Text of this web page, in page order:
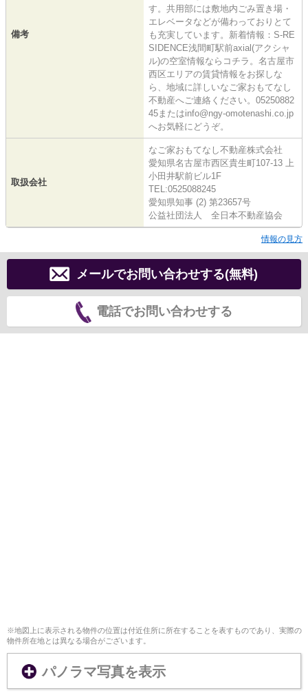
備考
す。共用部には敷地内ごみ置き場・
エレベータなどが備わっておりとて
も充実しています。新着情報：S-RE
SIDENCE浅間町駅前axial(アクシャ
ル)の空室情報ならコチラ。名古屋市
西区エリアの賃貸情報をお探しな
ら、地域に詳しいなご家おもてなし
不動産へご連絡ください。05250882
45またはinfo@ngy-omotenashi.co.jp
へお気軽にどうぞ。
取扱会社
なご家おもてなし不動産株式会社
愛知県名古屋市西区貴生町107-13 上
小田井駅前ビル1F
TEL:0525088245
愛知県知事 (2) 第23657号
公益社団法人 全日本不動産協会
情報の見方
メールでお問い合わせする(無料)
電話でお問い合わせする
※地図上に表示される物件の位置は付近住所に所在することを表すものであり、実際の
物件所在地とは異なる場合がございます。
パノラマ写真を表示